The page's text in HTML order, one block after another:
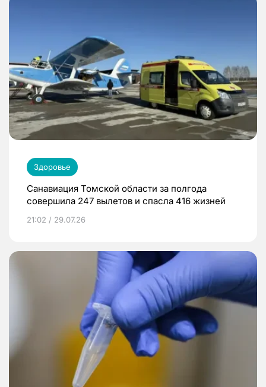
Здоровье
Санавиация Томской области за полгода
совершила 247 вылетов и спасла 416 жизней
21:02 / 29.07.26